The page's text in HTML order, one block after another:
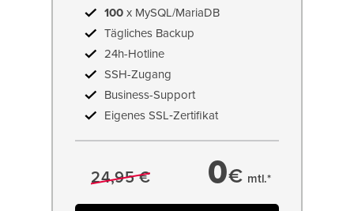
100 x MySQL/MariaDB
Tägliches Backup
24h-Hotline
SSH-Zugang
Business-Support
Eigenes SSL‑Zertifikat
24,95 € 0€ mtl.*